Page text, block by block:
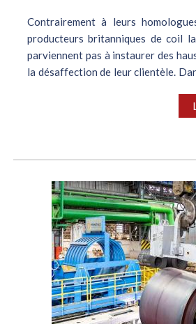
Contrairement à leurs
producteurs britanniques de coil
parviennent pas à instaurer des
la désaffection de leur clientèle.